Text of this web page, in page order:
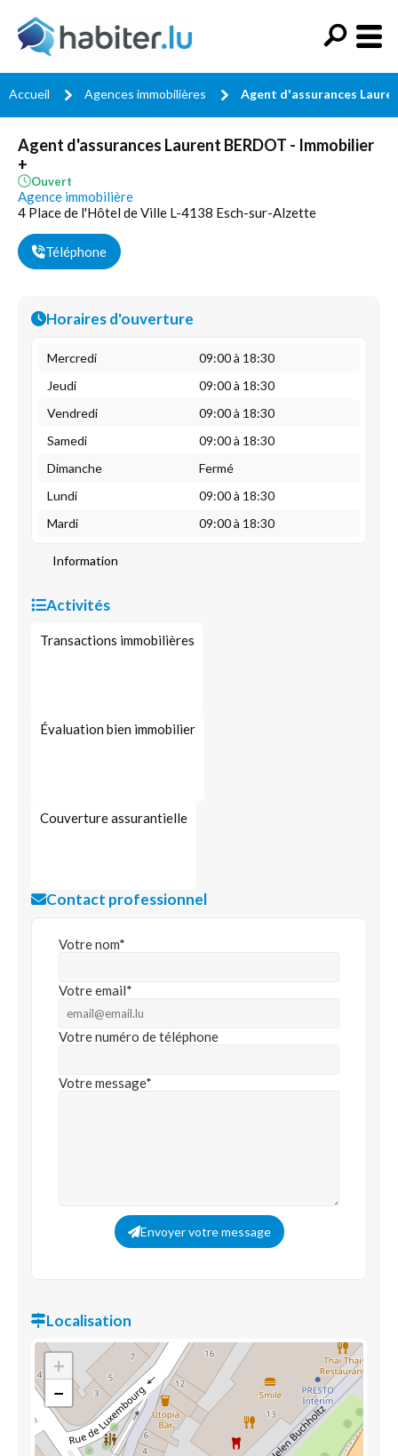
Accueil Agences immobilières Agent d'assurances
Agent d'assurances Laurent BERDOT - Immobilier
+
Ouvert
Agence immobilière
4 Place de l'Hôtel de Ville L-4138 Esch-sur-Alzette
Téléphone
Horaires d'ouverture
Mercredi
09:00 à 18:30
Jeudi
09:00 à 18:30
Vendredi
09:00 à 18:30
Samedi
09:00 à 18:30
Dimanche
Fermé
Lundi
09:00 à 18:30
Mardi
09:00 à 18:30
Information
Activités
Transactions immobilières
Évaluation bien immobilier
Couverture assurantielle
Contact professionnel
Votre nom*
Votre email*
Votre numéro de téléphone
Votre message*
Envoyer votre message
Localisation
+
−